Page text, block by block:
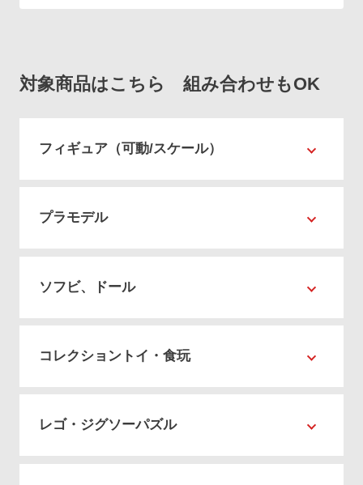
対象商品はこちら 組み合わせもOK
フィギュア（可動/スケール）
プラモデル
ソフビ、ドール
コレクショントイ・食玩
レゴ・ジグソーパズル